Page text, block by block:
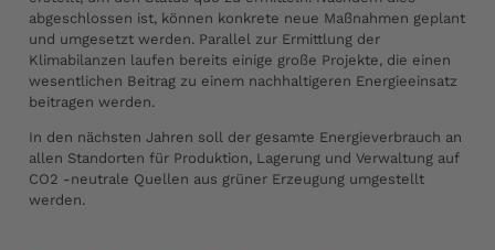
abgeschlossen ist, können konkrete neue Maßnahmen geplant
und umgesetzt werden. Parallel zur Ermittlung der
Klimabilanzen laufen bereits einige große Projekte, die einen
wesentlichen Beitrag zu einem nachhaltigeren Energieeinsatz
beitragen werden.
In den nächsten Jahren soll der gesamte Energieverbrauch an
allen Standorten für Produktion, Lagerung und Verwaltung auf
CO2 -neutrale Quellen aus grüner Erzeugung umgestellt
werden.